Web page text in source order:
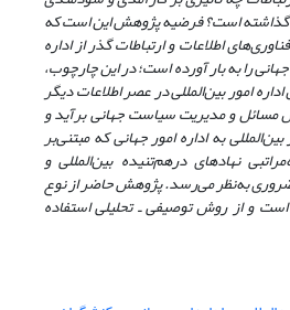
گذاشته است؟ فرضیه پژوهش این است که
اطلاعات و ارتباطات گذر از اداره
جهانی را به بار آورده است؛ در این چارچوب،
امور بین‌المللی‌ در عصر اطلاعات دیگر
مسائل و مدیریت سیاست جهانی بر‌آید و
به اداره امور جهانی که مبتنی‌بر
نهادهای درهم‌تنیده بین‌المللی و
به‌نظر می‌رسد. پژوهش حاضر از نوع
است و از روش توصیفی ـ تحلیلی استفاده